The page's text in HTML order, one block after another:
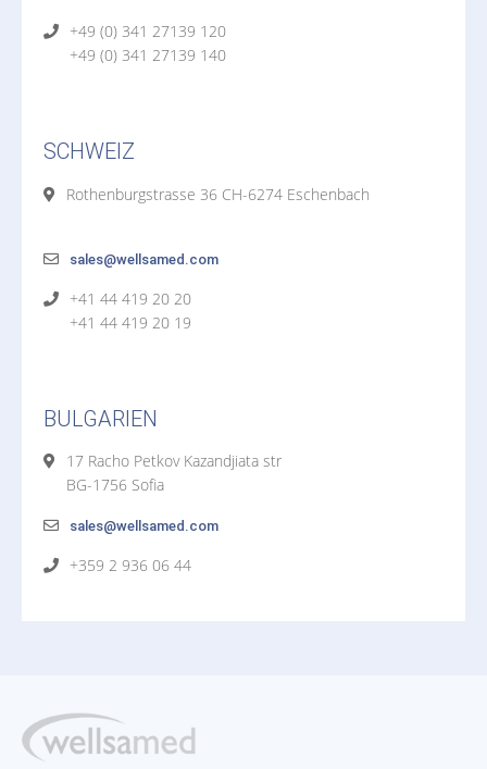
+49 (0) 341 27139 120
+49 (0) 341 27139 140
SCHWEIZ
Rothenburgstrasse 36 CH-6274 Eschenbach
sales@wellsamed.com
+41 44 419 20 20
+41 44 419 20 19
BULGARIEN
17 Racho Petkov Kazandjiata str
BG-1756 Sofia
sales@wellsamed.com
+359 2 936 06 44